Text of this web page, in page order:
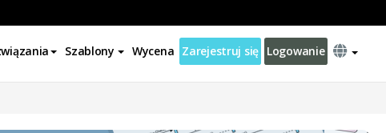
Szablony Wycena Zarejestruj się Logowanie